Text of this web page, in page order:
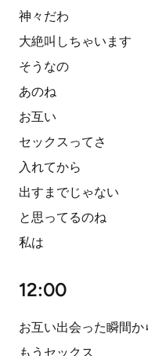
神々だわ
大絶叫しちゃいます
そうなの
あのね
お互い
セックスってさ
入れてから
出すまでじゃない
と思ってるのね
私は
12:00
お互い出会った瞬間か
もうセックス